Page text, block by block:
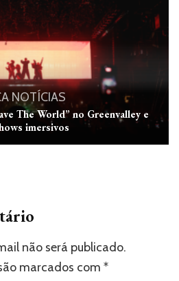
NOTÍCIAS
The World” no Greenvalley e
imersivos
não será publicado.
marcados com *